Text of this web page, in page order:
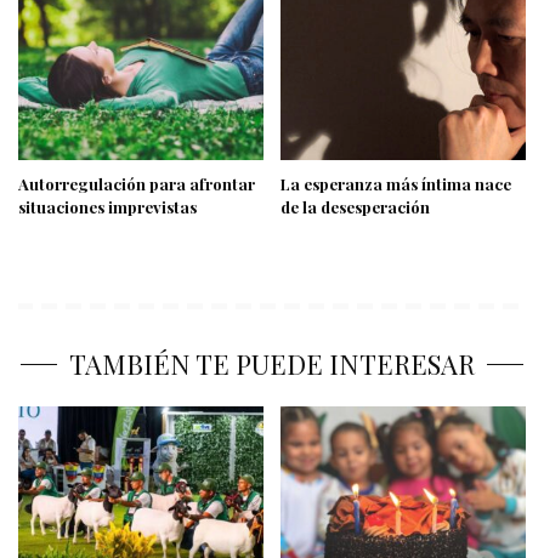
Autorregulación para afrontar
situaciones imprevistas
La esperanza más íntima nace
de la desesperación
TAMBIÉN TE PUEDE INTERESAR